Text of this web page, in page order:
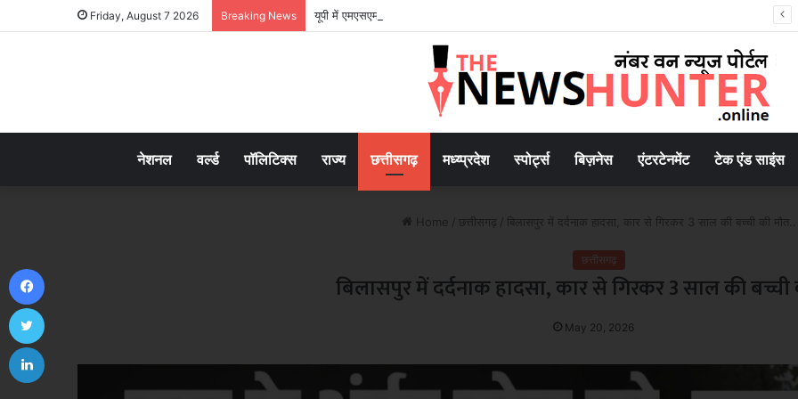
Friday, August 7 2026 Breaking News यूपी में एमएसएमई योजनाओं का प्रचार पंचायत स्तर तक होगा, मंत्री ने दिए निर्देश
नेशनल वर्ल्ड पॉलिटिक्स राज्य छत्तीसगढ़ मध्य्प्रदेश स्पोर्ट्स बिज़नेस एंटरटेनमेंट टेक एंड साइंस
Home / छत्तीसगढ़ / बिलासपुर में दर्दनाक हादसा, कार से गिरकर 3 साल की बच्ची की मौत..
छत्तीसगढ़
बिलासपुर में दर्दनाक हादसा, कार से गिरकर 3 साल की बच्ची
May 20, 2026